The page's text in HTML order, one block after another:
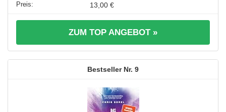
13,00 €
ZUM TOP ANGEBOT »
9